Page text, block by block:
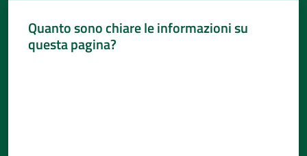
Quanto sono chiare le informazioni su
questa pagina?